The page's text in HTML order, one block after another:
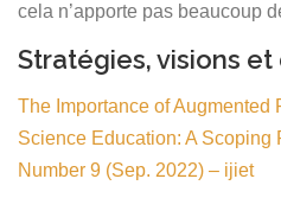
cela n’apporte pas beaucoup
Stratégies, visions et
The Importance of Augmented
Science Education: A Scoping
Number 9 (Sep. 2022) – ijiet